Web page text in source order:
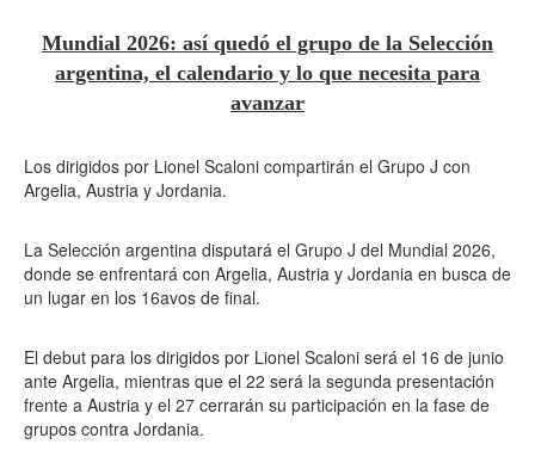
Mundial 2026: así quedó el grupo de la Selección
argentina, el calendario y lo que necesita para
avanzar
Los dirigidos por Lionel Scaloni compartirán el Grupo J con
Argelia, Austria y Jordania.
La Selección argentina disputará el Grupo J del Mundial 2026,
donde se enfrentará con Argelia, Austria y Jordania en busca de
un lugar en los 16avos de final.
El debut para los dirigidos por Lionel Scaloni será el 16 de junio
ante Argelia, mientras que el 22 será la segunda presentación
frente a Austria y el 27 cerrarán su participación en la fase de
grupos contra Jordania.